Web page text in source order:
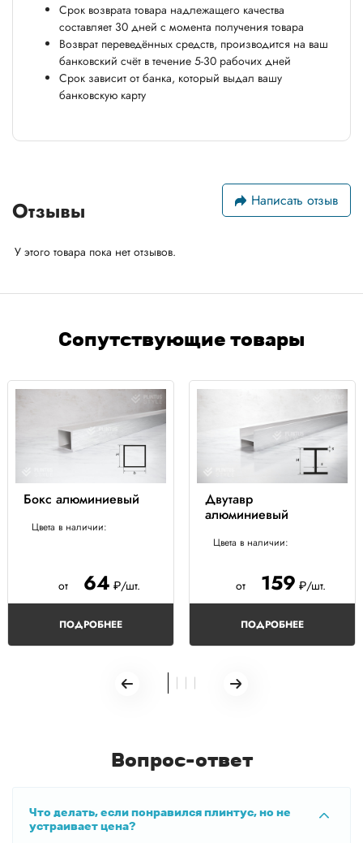
Срок возврата товара надлежащего качества
составляет 30 дней с момента получения товара
Возврат переведённых средств, производится на ваш
банковский счёт в течение 5-30 рабочих дней
Срок зависит от банка, который выдал вашу
банковскую карту
Отзывы Написать отзыв
У этого товара пока нет отзывов.
Сопутствующие товары
Бокс алюминиевый
Цвета в наличии:
от 64 ₽/шт.
ПОДРОБНЕЕ
Двутавр
алюминиевый
Цвета в наличии:
от 159 ₽/шт.
ПОДРОБНЕЕ
Вопрос-ответ
Что делать, если понравился плинтус, но не
устраивает цена?